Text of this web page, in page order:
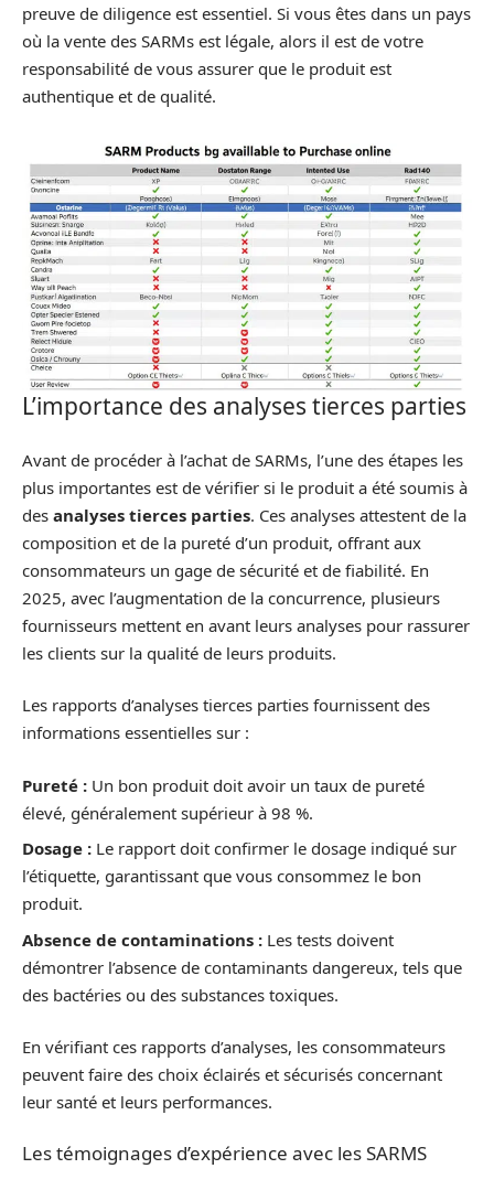
preuve de diligence est essentiel. Si vous êtes dans un pays
où la vente des SARMs est légale, alors il est de votre
responsabilité de vous assurer que le produit est
authentique et de qualité.
L’importance des analyses tierces parties
Avant de procéder à l’achat de SARMs, l’une des étapes les
plus importantes est de vérifier si le produit a été soumis à
des analyses tierces parties. Ces analyses attestent de la
composition et de la pureté d’un produit, offrant aux
consommateurs un gage de sécurité et de fiabilité. En
2025, avec l’augmentation de la concurrence, plusieurs
fournisseurs mettent en avant leurs analyses pour rassurer
les clients sur la qualité de leurs produits.
Les rapports d’analyses tierces parties fournissent des
informations essentielles sur :
Pureté : Un bon produit doit avoir un taux de pureté
élevé, généralement supérieur à 98 %.
Dosage : Le rapport doit confirmer le dosage indiqué sur
l’étiquette, garantissant que vous consommez le bon
produit.
Absence de contaminations : Les tests doivent
démontrer l’absence de contaminants dangereux, tels que
des bactéries ou des substances toxiques.
En vérifiant ces rapports d’analyses, les consommateurs
peuvent faire des choix éclairés et sécurisés concernant
leur santé et leurs performances.
Les témoignages d’expérience avec les SARMS